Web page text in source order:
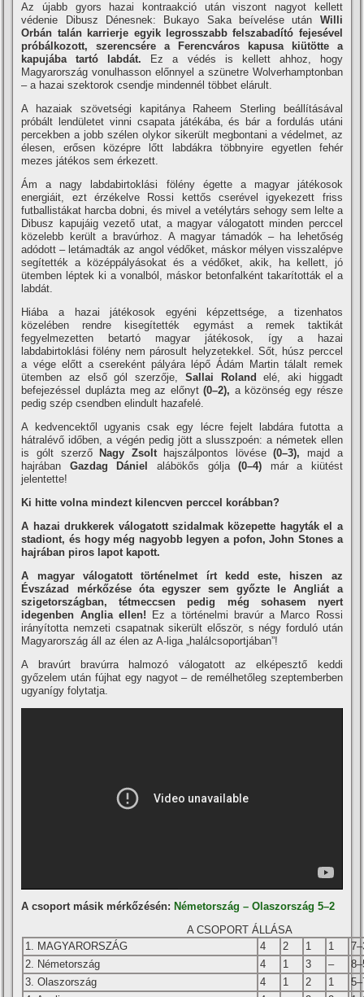
Az újabb gyors hazai kontraakció után viszont nagyot kellett
védenie Dibusz Dénesnek: Bukayo Saka beívelése után Willi
Orbán talán karrierje egyik legrosszabb felszabadító fejesével
próbálkozott, szerencsére a Ferencváros kapusa kiütötte a
kapujába tartó labdát. Ez a védés is kellett ahhoz, hogy
Magyarország vonulhasson előnnyel a szünetre Wolverhamptonban
– a hazai szektorok csendje mindennél többet elárult.
A hazaiak szövetségi kapitánya Raheem Sterling beállításával
próbált lendületet vinni csapata játékába, és bár a fordulás utáni
percekben a jobb szélen olykor sikerült megbontani a védelmet, az
élesen, erősen középre lőtt labdákra többnyire egyetlen fehér
mezes játékos sem érkezett.
Ám a nagy labdabirtoklási fölény égette a magyar játékosok
energiáit, ezt érzékelve Rossi kettős cserével igyekezett friss
futballistákat harcba dobni, és mivel a vetélytárs sehogy sem lelte a
Dibusz kapujáig vezető utat, a magyar válogatott minden perccel
közelebb került a bravúrhoz. A magyar támadók – ha lehetőség
adódott – letámadták az angol védőket, máskor mélyen visszalépve
segítették a középpályásokat és a védőket, akik, ha kellett, jó
ütemben léptek ki a vonalból, máskor betonfalként takarították el a
labdát.
Hiába a hazai játékosok egyéni képzettsége, a tizenhatos
közelében rendre kisegítették egymást a remek taktikát
fegyelmezetten betartó magyar játékosok, így a hazai
labdabirtoklási fölény nem párosult helyzetekkel. Sőt, húsz perccel
a vége előtt a csereként pályára lépő Ádám Martin tálalt remek
ütemben az első gól szerzője, Sallai Roland
elé, aki higgadt
befejezéssel duplázta meg az előnyt(0–2), a közönség egy része
pedig szép csendben elindult hazafelé.
A kedvencektől ugyanis csak egy lécre fejelt labdára futotta a
hátralévő időben, a végén pedig jött a slusszpoén: a németek ellen
is gólt szerzőNagy Zsolthajszálpontos lövése(0–3), majd a
hajrában Gazdag Dániel alábökős gólja(0–4) már a kiütést
jelentette!
Ki hitte volna mindezt kilencven perccel korábban?
A hazai drukkerek válogatott szidalmak közepette hagyták el a
stadiont, és hogy még nagyobb legyen a pofon, John Stones a
hajrában piros lapot kapott.
A magyar válogatott történelmet írt kedd este, hiszen az
Évszázad mérkőzése óta egyszer sem győzte le Angliát a
szigetországban, tétmeccsen pedig még sohasem nyert
idegenben Anglia ellen!
Ez a történelmi bravúr a Marco Rossi
irányította nemzeti csapatnak sikerült először, s négy forduló után
Magyarország áll az élen az A-liga „halálcsoportjában”!
A bravúrt bravúrra halmozó válogatott az elképesztő keddi
győzelem után fújhat egy nagyot – de remélhetőleg szeptemberben
ugyanígy folytatja.
A csoport másik mérkőzésén:Németország – Olaszország 5–2
A CSOPORT ÁLLÁSA
1. MAGYARORSZÁG
4 2 1 1
2. Németország
4 1 3 –
3. Olaszország
4 1 2 1